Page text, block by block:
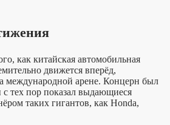
как китайская автомобильная
движется вперёд,
международной арене. Концерн был
с тех пор показал выдающиеся
таких гигантов, как Honda,